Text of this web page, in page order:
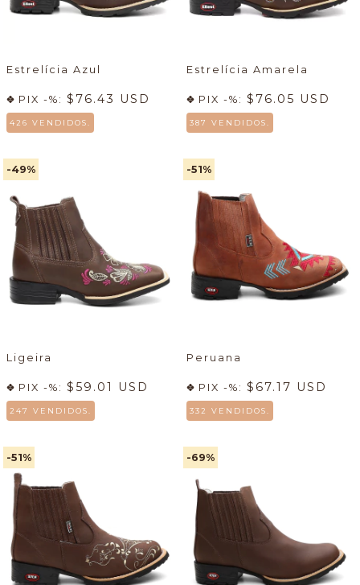
Estrelícia Azul
PIX -%: $76.43 USD
426 VENDIDOS.
Estrelícia Amarela
PIX -%: $76.05 USD
387 VENDIDOS.
-49%
Ligeira
PIX -%: $59.01 USD
247 VENDIDOS.
-51%
Peruana
PIX -%: $67.17 USD
332 VENDIDOS.
-51% -69%